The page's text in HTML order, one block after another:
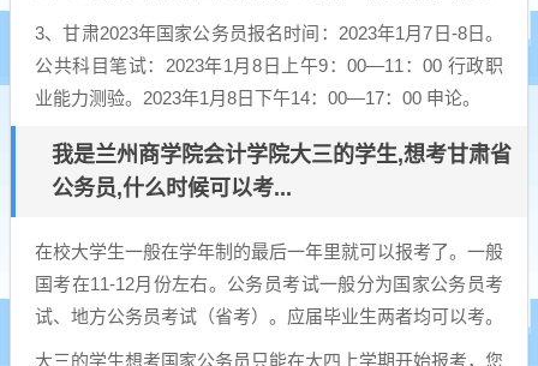
3、甘肃2023年国家公务员报名时间：2023年1月7日-8日。
公共科目笔试：2023年1月8日上午9：00—11：00 行政职
业能力测验。2023年1月8日下午14：00—17：00 申论。
我是兰州商学院会计学院大三的学生,想考甘肃省
公务员,什么时候可以考...
在校大学生一般在学年制的最后一年里就可以报考了。一般
国考在11-12月份左右。公务员考试一般分为国家公务员考
试、地方公务员考试（省考）。应届毕业生两者均可以考。
大三的学生想考国家公务员只能在大四上学期开始报考，您